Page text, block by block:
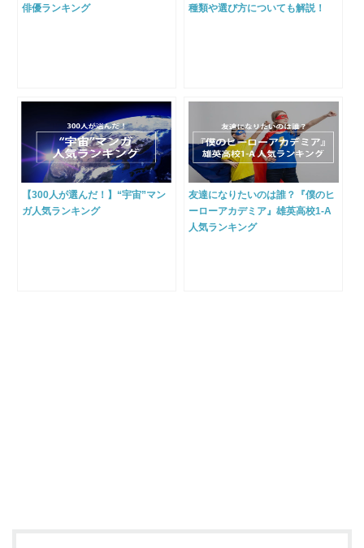
俳優ランキング
種類や選び方についても解説！
【300人が選んだ！】“宇宙”マン
ガ人気ランキング
友達になりたいのは誰？『僕のヒ
ーローアカデミア』雄英高校1-A
人気ランキング